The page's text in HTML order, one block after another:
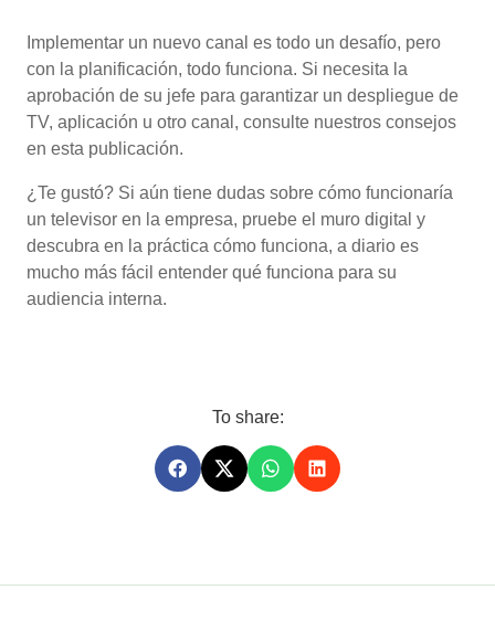
Implementar un nuevo canal es todo un desafío, pero
con la planificación, todo funciona. Si necesita la
aprobación de su jefe para garantizar un despliegue de
TV, aplicación u otro canal, consulte nuestros consejos
en esta publicación.
¿Te gustó? Si aún tiene dudas sobre cómo funcionaría
un televisor en la empresa, pruebe el muro digital y
descubra en la práctica cómo funciona, a diario es
mucho más fácil entender qué funciona para su
audiencia interna.
To share: